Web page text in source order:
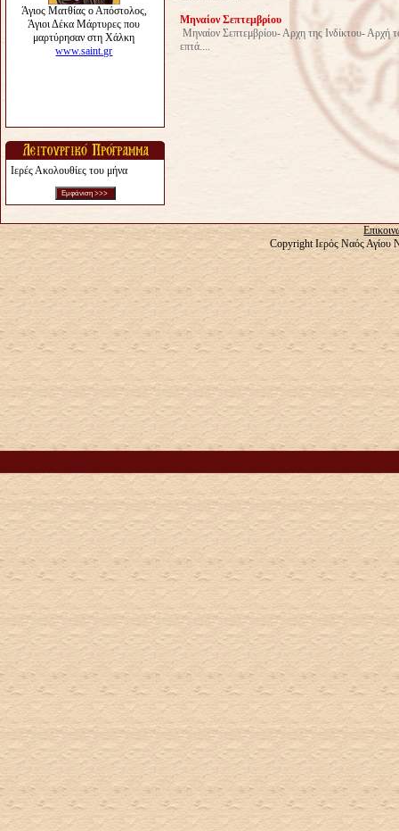
Ιερές Ακολουθίες του μήνα
Μηναίον Σεπτεμβρίου
Μηναίον Σεπτεμβρίου- Αρχη της Ινδίκτου-
επτά....
Copyright Ιερός Ναός Αγίου